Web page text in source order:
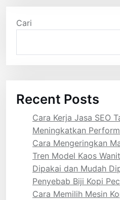
Cari
Recent Posts
Cara Kerja Jasa SEO
Meningkatkan
Cara Mengeringkan
Tren Model Kaos
Dipakai dan Mudah
Penyebab Biji Kopi
Cara Memilih Mesin